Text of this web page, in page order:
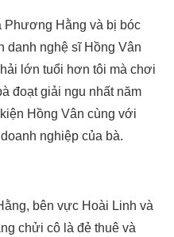
Phương Hằng và bị bóc
danh nghệ sĩ Hồng Vân
lớn tuổi hơn tôi mà chơi
đoạt giải ngu nhất năm
Hồng Vân cùng với
nghiệp của bà.
bên vực Hoài Linh và
chửi cô là đẻ thuê và